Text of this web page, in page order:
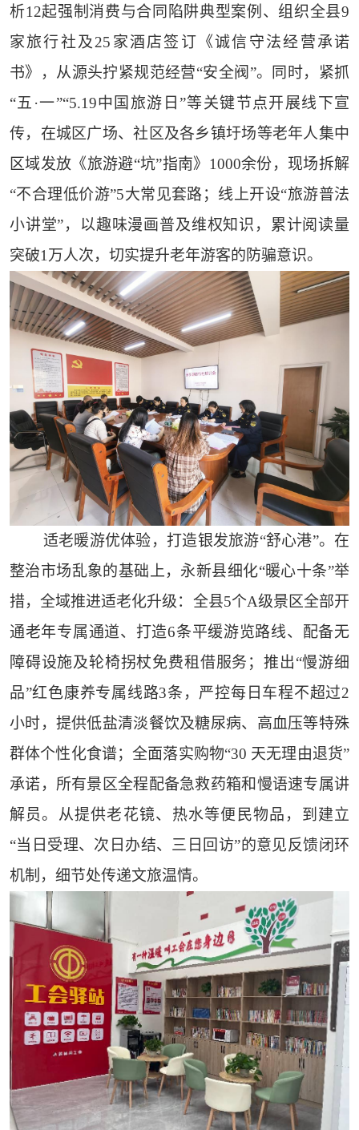
析12起强制消费与合同陷阱典型案例、组织全县9
家旅行社及25家酒店签订《诚信守法经营承诺
书》，从源头拧紧规范经营“安全阀”。同时，紧抓
“五·一”“5.19中国旅游日”等关键节点开展线下宣
传，在城区广场、社区及各乡镇圩场等老年人集中
区域发放《旅游避“坑”指南》1000余份，现场拆解
“不合理低价游”5大常见套路；线上开设“旅游普法
小讲堂”，以趣味漫画普及维权知识，累计阅读量
突破1万人次，切实提升老年游客的防骗意识。
适老暖游优体验，打造银发旅游“舒心港”。在
整治市场乱象的基础上，永新县细化“暖心十条”举
措，全域推进适老化升级：全县5个A级景区全部开
通老年专属通道、打造6条平缓游览路线、配备无
障碍设施及轮椅拐杖免费租借服务；推出“慢游细
品”红色康养专属线路3条，严控每日车程不超过2
小时，提供低盐清淡餐饮及糖尿病、高血压等特殊
群体个性化食谱；全面落实购物“30 天无理由退货”
承诺，所有景区全程配备急救药箱和慢语速专属讲
解员。从提供老花镜、热水等便民物品，到建立
“当日受理、次日办结、三日回访”的意见反馈闭环
机制，细节处传递文旅温情。